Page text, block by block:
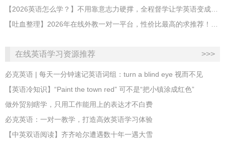
【2026英语怎么学？】不用靠意志力硬撑，全程督学让学英语变成日常习惯
【吐血整理】2026年在线外教一对一平台，性价比最高的求推荐！哪家效果好？
在线英语学习资源推荐 >>>
必克英语 | 每天一分钟速记英语词组：turn a blind eye 视而不见
​【英语冷知识】“Paint the town red” 可不是“把小镇涂成红色”
做外贸别瞎学，只用工作能用上的表达才不白费
必克英语：一对一教学，打造高效英语学习体验
【中英双语阅读】齐齐哈尔遭遇数十年一遇大雪